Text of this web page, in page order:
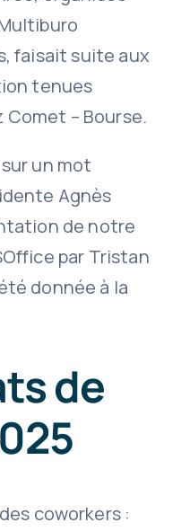
faisait suite aux
tenues
Comet – Bourse.
un mot
Agnès
de notre
par Tristan
donnée à la
de
coworkers :